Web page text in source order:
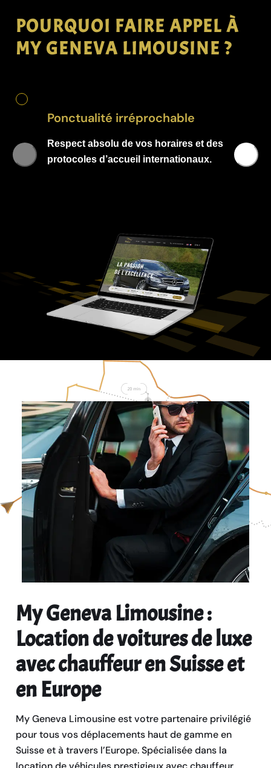
POURQUOI FAIRE APPEL À
MY GENEVA LIMOUSINE ?
Ponctualité irréprochable
Respect absolu de vos horaires et des
protocoles d’accueil internationaux.
My Geneva Limousine :
Location de voitures de luxe
avec chauffeur en Suisse et
en Europe
My Geneva Limousine est votre partenaire privilégié
pour tous vos déplacements haut de gamme en
Suisse et à travers l’Europe. Spécialisée dans la